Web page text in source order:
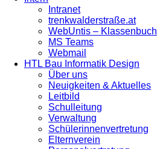
Intranet
trenkwalderstraße.at
WebUntis – Klassenbuch
MS Teams
Webmail
HTL Bau Informatik Design
Über uns
Neuigkeiten & Aktuelles
Leitbild
Schulleitung
Verwaltung
Schülerinnenvertretung
Elternverein